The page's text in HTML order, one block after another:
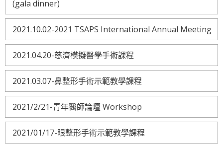
(gala dinner)
2021.10.02-2021 TSAPS International Annual Meeting
2021.04.20-慈濟模擬醫學手術課程
2021.03.07-鼻整形手術示範教學課程
2021/2/21-青年醫師論壇 Workshop
2021/01/17-眼整形手術示範教學課程